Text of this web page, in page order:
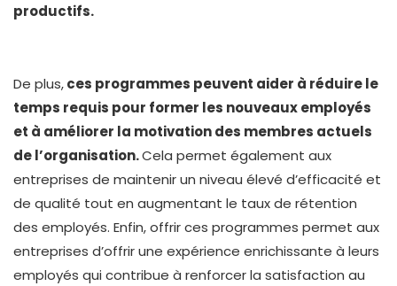
productifs.
De plus,ces programmes peuvent aider à réduire le
temps requis pour former les nouveaux employés
et à améliorer la motivation des membres actuels
de l’organisation.Cela permet également aux
entreprises de maintenir un niveau élevé d’efficacité et
de qualité tout en augmentant le taux de rétention
des employés. Enfin, offrir ces programmes permet aux
entreprises d’offrir une expérience enrichissante à leurs
employés qui contribue à renforcer la satisfaction au